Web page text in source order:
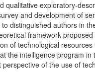
qualitative exploratory-
and development of
distinguished authors in
framework
of technological resources
the intelligence program in
of the use of